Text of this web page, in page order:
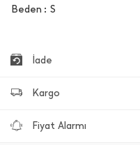
Beden
S
İade
Kargo
Fiyat Alarmı